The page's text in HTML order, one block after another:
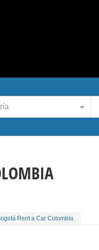
Rent a Car Colombia